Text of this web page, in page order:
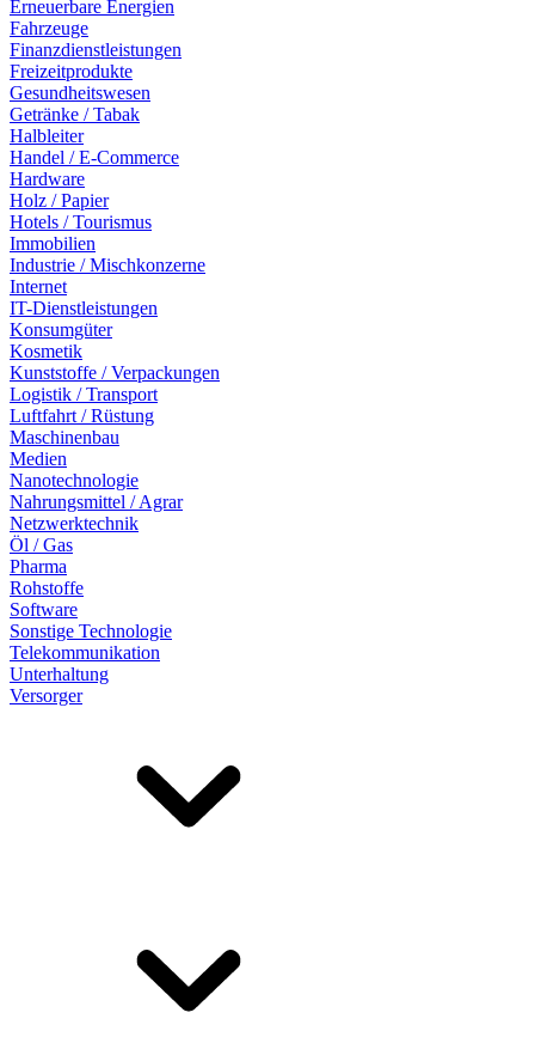
Erneuerbare Energien
Fahrzeuge
Finanzdienstleistungen
Freizeitprodukte
Gesundheitswesen
Getränke / Tabak
Halbleiter
Handel / E-Commerce
Hardware
Holz / Papier
Hotels / Tourismus
Immobilien
Industrie / Mischkonzerne
Internet
IT-Dienstleistungen
Konsumgüter
Kosmetik
Kunststoffe / Verpackungen
Logistik / Transport
Luftfahrt / Rüstung
Maschinenbau
Medien
Nanotechnologie
Nahrungsmittel / Agrar
Netzwerktechnik
Öl / Gas
Pharma
Rohstoffe
Software
Sonstige Technologie
Telekommunikation
Unterhaltung
Versorger